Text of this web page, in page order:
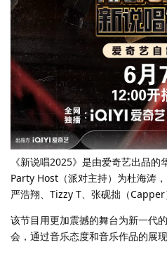
《新说唱2025》是由爱奇艺出品
Party Host（派对主持）为杜海涛
严浩翔、Tizzy T、张砚拙（Capper
该节目用更加震撼的舞台为新一代
会，通过音乐态度和音乐作品的展